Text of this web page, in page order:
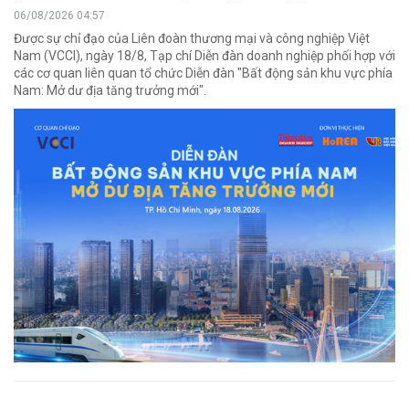
06/08/2026 04:57
Được sự chỉ đạo của Liên đoàn thương mại và công nghiệp Việt
Nam (VCCI), ngày 18/8, Tạp chí Diễn đàn doanh nghiệp phối hợp với
các cơ quan liên quan tổ chức Diễn đàn "Bất động sản khu vực phía
Nam: Mở dư địa tăng trưởng mới".